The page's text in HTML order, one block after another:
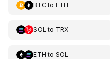
BTCto ETH
SOL to TRX
ETH to SOL